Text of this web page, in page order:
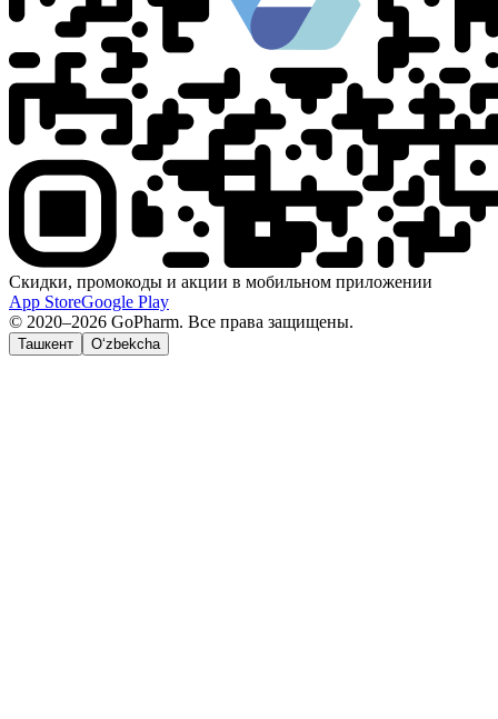
Скидки, промокоды и акции в мобильном приложении
App StoreGoogle Play
© 2020–2026 GoPharm. Все права защищены.
Ташкент O‘zbekcha